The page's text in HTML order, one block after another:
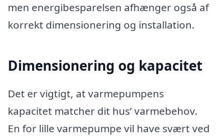
men energibesparelsen afhænger også af
korrekt dimensionering og installation.
Dimensionering og kapacitet
Det er vigtigt, at varmepumpens
kapacitet matcher dit hus’ varmebehov.
En for lille varmepumpe vil have svært ved